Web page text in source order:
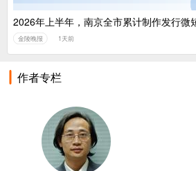
2026年上半年，南京全市累计制作发行微
金陵晚报 1天前
作者专栏